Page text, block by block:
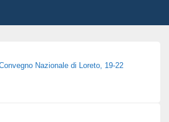
Nazionale di Loreto, 19-22